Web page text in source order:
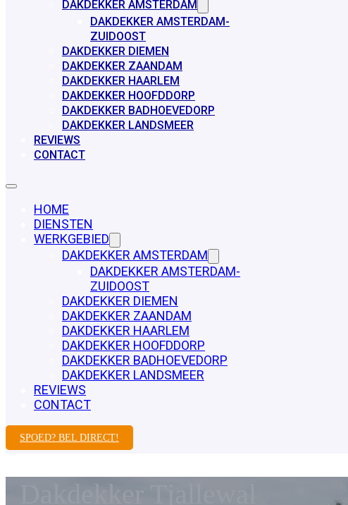
DAKDEKKER AMSTERDAM
DAKDEKKER AMSTERDAM-
ZUIDOOST
DAKDEKKER DIEMEN
DAKDEKKER ZAANDAM
DAKDEKKER HAARLEM
DAKDEKKER HOOFDDORP
DAKDEKKER BADHOEVEDORP
DAKDEKKER LANDSMEER
REVIEWS
CONTACT
HOME
DIENSTEN
WERKGEBIED
DAKDEKKER AMSTERDAM
DAKDEKKER AMSTERDAM-
ZUIDOOST
DAKDEKKER DIEMEN
DAKDEKKER ZAANDAM
DAKDEKKER HAARLEM
DAKDEKKER HOOFDDORP
DAKDEKKER BADHOEVEDORP
DAKDEKKER LANDSMEER
REVIEWS
CONTACT
SPOED? BEL DIRECT!